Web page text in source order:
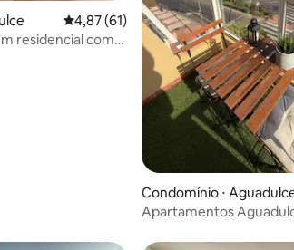
avaliações4,87 de uma avaliação média de 5,
4,87 (61)
residencial com
Condomínio ⋅
Apartamentos